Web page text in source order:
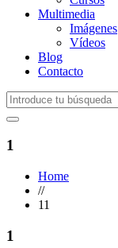
Multimedia
Imágenes
Vídeos
Blog
Contacto
1
Home
//
11
1